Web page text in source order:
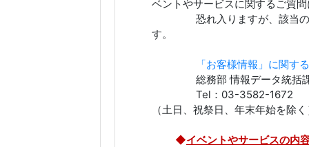
ベントやサービスに関するご質
恐れ入りますが、該当の窓
す。
「お客様情報」に関す
総務部 情報データ統括
Tel：03-3582-1672 ※受付
（土日、祝祭日、年末年始を除
◆イベントやサービスの内